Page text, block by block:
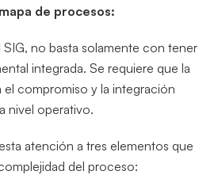
de procesos:
SIG, no basta solamente con tener
integrada. Se requiere que la
el compromiso y la integración
nivel operativo.
atención a tres elementos que
del proceso: